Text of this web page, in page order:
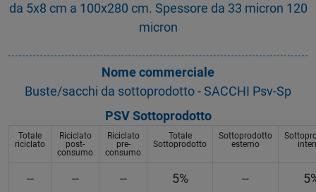
da 5x8 cm a 100x280 cm. Spessore da 33 micron 120
micron
Nome commerciale
Buste/sacchi da sottoprodotto - SACCHI Psv-Sp
PSV Sottoprodotto
Totale
riciclato
Riciclato
post-
consumo
Riciclato
pre-
consumo
Totale
Sottoprodotto
Sottoprodotto
esterno
-- -- -- 5% --